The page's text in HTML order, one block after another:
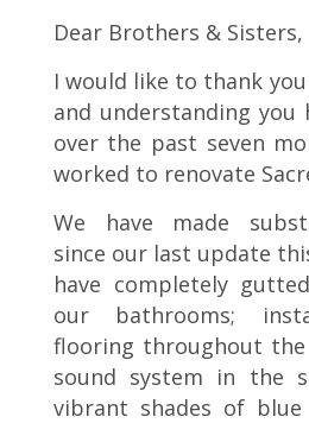
Dear Brothers & Sisters,
I would like to thank
and understanding you
over the past seven
worked to renovate
We have made
since our last update
have completely
our bathrooms;
flooring throughout the
sound system in the
vibrant shades of